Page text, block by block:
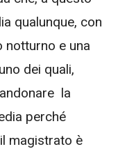
qualunque, con
notturno e una
dei quali,
la
perché
magistrato è